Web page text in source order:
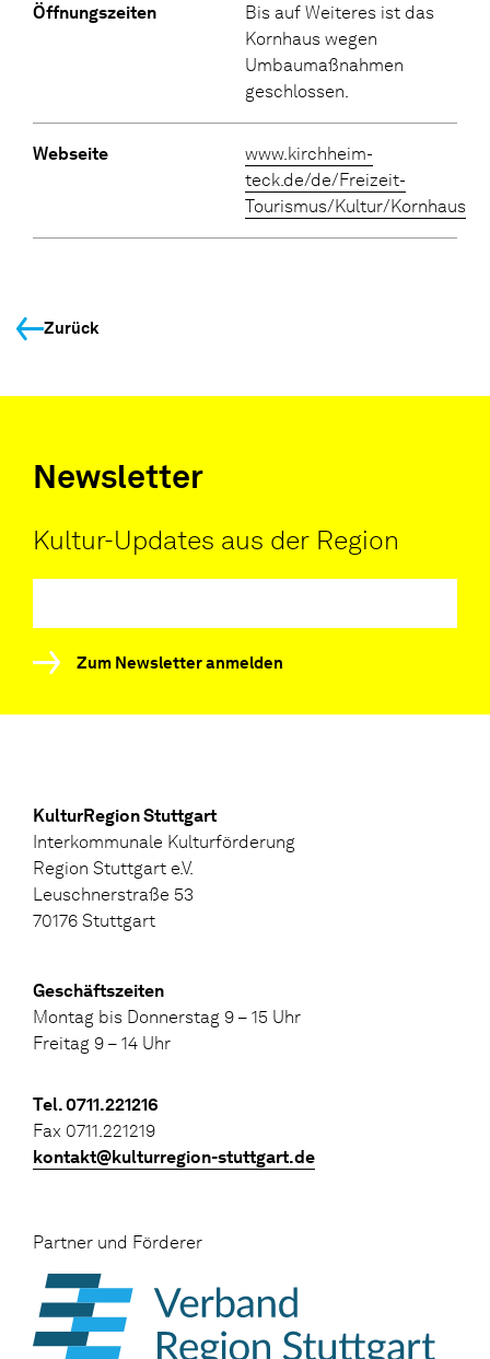
Öffnungszeiten
Bis auf Weiteres ist das
Kornhaus wegen
Umbaumaßnahmen
geschlossen.
Webseite
www.kirchheim-
teck.de/de/Freizeit-
Tourismus/Kultur/Kornhaus
Zurück
Newsletter
Kultur-Updates aus der Region
Zum Newsletter anmelden
KulturRegion Stuttgart
Interkommunale Kulturförderung
Region Stuttgart e.V.
Leuschnerstraße 53
70176 Stuttgart
Geschäftszeiten
Montag bis Donnerstag 9 – 15 Uhr
Freitag 9 – 14 Uhr
Tel. 0711.221216
Fax 0711.221219
kontakt@kulturregion-stuttgart.de
Partner und Förderer